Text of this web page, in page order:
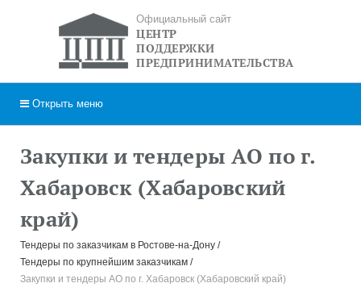
Официальный сайт
ЦЕНТР
ПОДДЕРЖКИ
ПРЕДПРИНИМАТЕЛЬСТВА
Открыть меню
Закупки и тендеры АО по г.
Хабаровск (Хабаровский
край)
Тендеры по заказчикам в Ростове-на-Дону
Тендеры по крупнейшим заказчикам
Закупки и тендеры АО по г. Хабаровск (Хабаровский край)